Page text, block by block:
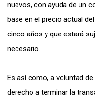
nuevos, con ayuda de un
base en el precio actual
cinco años y que estará
necesario.
Es así como, a voluntad
derecho a terminar la